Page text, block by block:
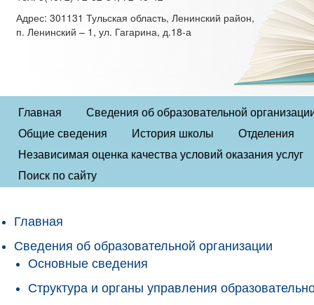
Адрес: 301131 Тульская область, Ленинский район,
п. Ленинский – 1, ул. Гагарина, д.18-а
Главная
Сведения об образовательной
Общие сведения
История школы
Отделения
Независимая оценка качества условий оказания услуг
Поиск по сайту
Главная
Сведения об образовательной организации
Основные сведения
Структура и органы управления